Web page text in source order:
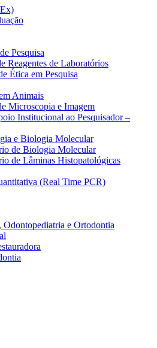
Pesquisa
Reagentes de Laboratórios
Ética em Pesquisa
Animais
Microscopia e Imagem
Institucional ao Pesquisador –
e Biologia Molecular
de Biologia Molecular
de Lâminas Histopatológicas
(Real Time PCR)
Odontopediatria e Ortodontia